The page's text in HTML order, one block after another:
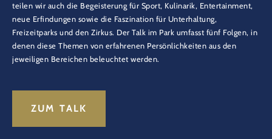
teilen wir auch die Begeisterung für Sport, Kulinarik, Entertainment,
neue Erfindungen sowie die Faszination für Unterhaltung,
Freizeitparks und den Zirkus. Der Talk im Park umfasst fünf Folgen, in
denen diese Themen von erfahrenen Persönlichkeiten aus den
jeweiligen Bereichen beleuchtet werden.
ZUM TALK